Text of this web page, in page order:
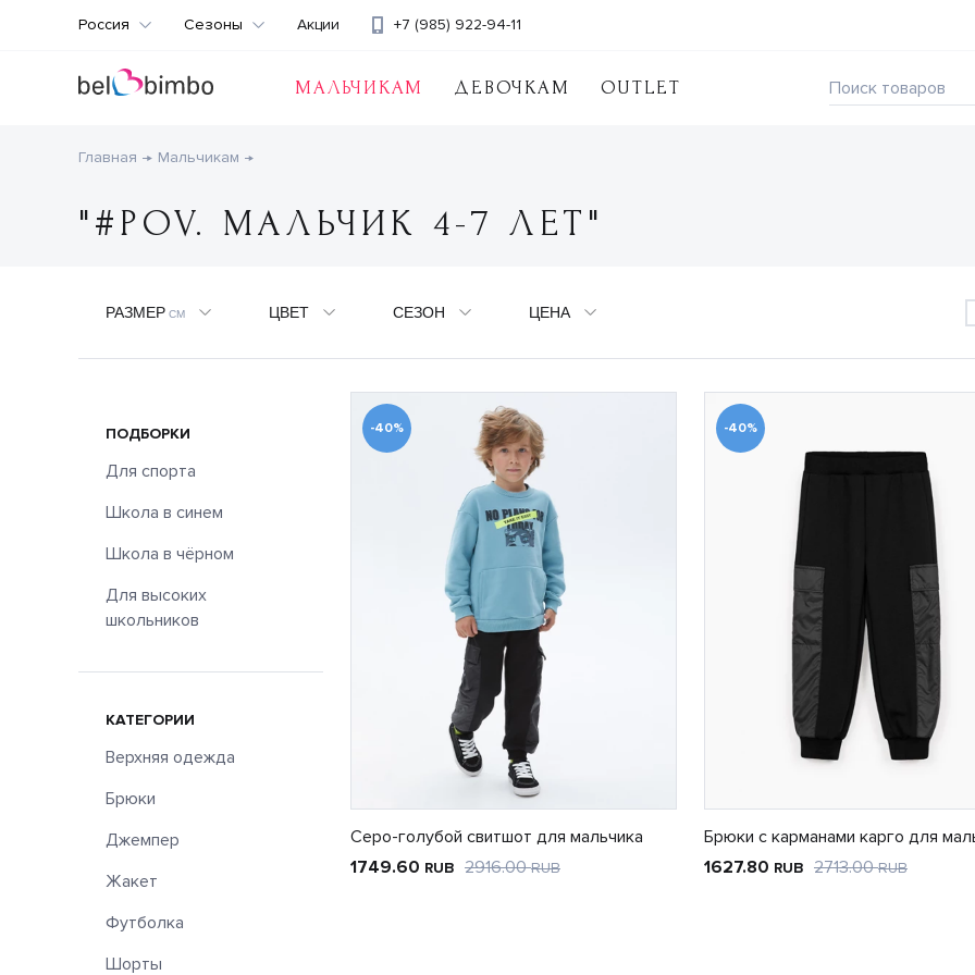
МАЛЬЧИКАМ ДЕВОЧКАМ OUTLET
+7 (985) 922-94-11
Россия Сезоны Акции
Главная Мальчикам
"#POV. МАЛЬЧИК 4-7 ЛЕТ"
РАЗМЕР СМ ЦВЕТ СЕЗОН ЦЕНА
ПОДБОРКИ
Для спорта
Школа в синем
Школа в чёрном
Для высоких
школьников
КАТЕГОРИИ
Верхняя одежда
Брюки
Джемпер
Жакет
Футболка
Шорты
-40%
Серо-голубой свитшот для мальчика
1749.60 RUB 2916.00RUB
-40%
Брюки с карманами карго для
1627.80 RUB 2713.00RUB